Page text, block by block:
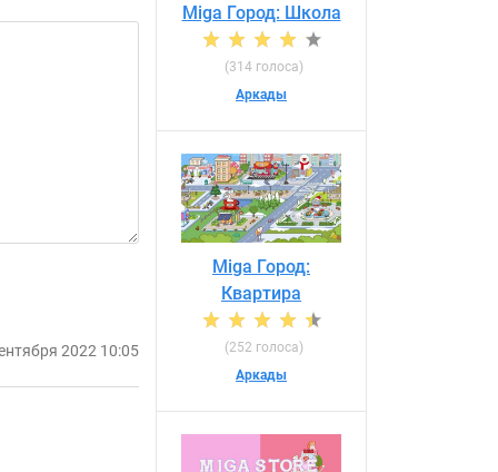
2022 10:05
Miga Город: Школа
(314 голоса)
Аркады
Miga Город:
Квартира
(252 голоса)
Аркады